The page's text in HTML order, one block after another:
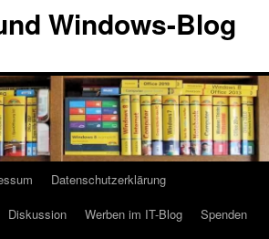
Windows-Blog
Datenschutzerklärung
Diskussion Werben im IT-Blog
Spenden